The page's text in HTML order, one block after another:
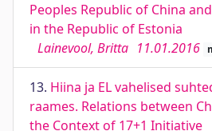
Peoples Republic of China
in the Republic of Estonia
Lainevool, Britta 11.01.2016
13. Hiina ja EL vahelised
raames. Relations between
the Context of 17+1 Initiative